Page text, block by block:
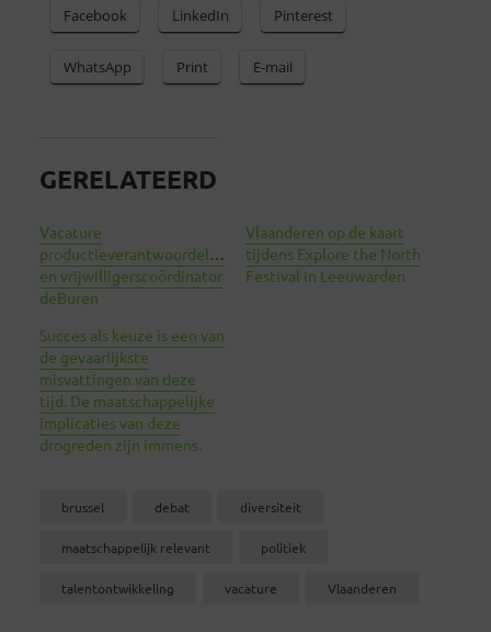
Facebook LinkedIn Pinterest
WhatsApp Print E-mail
GERELATEERD
Vacature
productieverantwoordelijke
en vrijwilligerscoördinator
deBuren
Vlaanderen op de kaart
tijdens Explore the North
Festival in Leeuwarden
Succes als keuze is een van
de gevaarlijkste
misvattingen van deze
tijd. De maatschappelijke
implicaties van deze
drogreden zijn immens.
brussel debat diversiteit
maatschappelijk relevant politiek
talentontwikkeling vacature Vlaanderen